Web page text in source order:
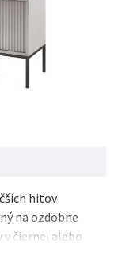
hitov
na ozdobne
v čiernej alebo